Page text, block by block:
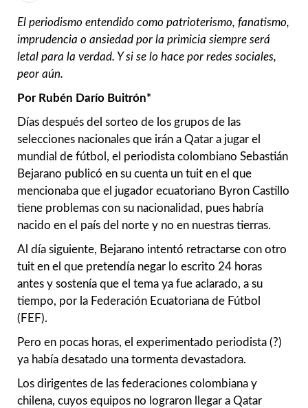
El periodismo entendido como patrioterismo, fanatismo,
imprudencia o ansiedad por la primicia siempre será
letal para la verdad. Y si se lo hace por redes sociales,
peor aún.
Por Rubén Darío Buitrón*
Días después del sorteo de los grupos de las
selecciones nacionales que irán a Qatar a jugar el
mundial de fútbol, el periodista colombiano Sebastián
Bejarano publicó en su cuenta un tuit en el que
mencionaba que el jugador ecuatoriano Byron Castillo
tiene problemas con su nacionalidad, pues habría
nacido en el país del norte y no en nuestras tierras.
Al día siguiente, Bejarano intentó retractarse con otro
tuit en el que pretendía negar lo escrito 24 horas
antes y sostenía que el tema ya fue aclarado, a su
tiempo, por la Federación Ecuatoriana de Fútbol
(FEF).
Pero en pocas horas, el experimentado periodista (?)
ya había desatado una tormenta devastadora.
Los dirigentes de las federaciones colombiana y
chilena, cuyos equipos no lograron llegar a Qatar